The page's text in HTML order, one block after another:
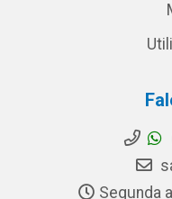
Segunda